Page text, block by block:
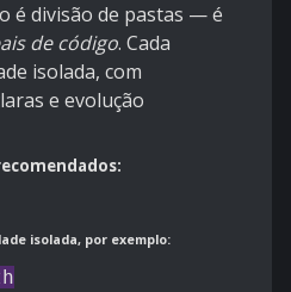
é divisão de pastas — é
de código. Cada
isolada, com
e evolução
isolada, por exemplo: